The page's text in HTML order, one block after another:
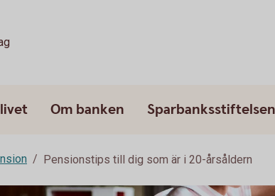
Om banken
Pensionstips till dig som är i 20-årsåldern